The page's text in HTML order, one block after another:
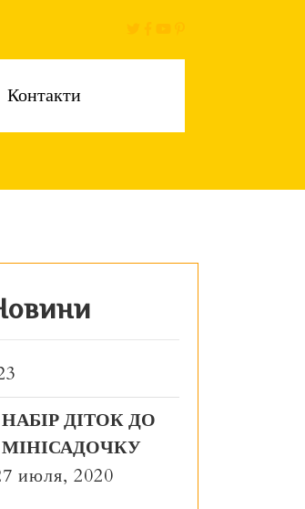
Контакти
НАБІР ДІТОК ДО
МІНІСАДОЧКУ
июля, 2020